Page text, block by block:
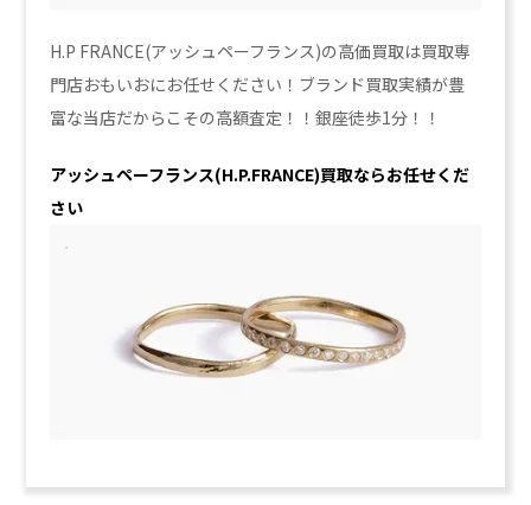
H.P FRANCE(アッシュペーフランス)の高価買取は買取専
門店おもいおにお任せください！ブランド買取実績が豊
富な当店だからこその高額査定！！銀座徒歩1分！！
アッシュペーフランス(H.P.FRANCE)買取ならお任せくだ
さい